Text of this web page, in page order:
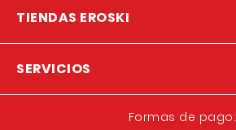
TIENDAS EROSKI
SERVICIOS
Formas de pago: